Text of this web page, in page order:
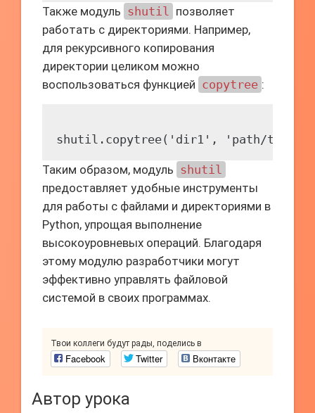
Также модуль shutil позволяет
работать с директориями. Например,
для рекурсивного копирования
директории целиком можно
воспользоваться функцией copytree :
Таким образом, модуль shutil
предоставляет удобные инструменты
для работы с файлами и директориями в
Python, упрощая выполнение
высокоуровневых операций. Благодаря
этому модулю разработчики могут
эффективно управлять файловой
системой в своих программах.
Твои коллеги будут рады, поделись в
Facebook Twitter Вконтакте
Автор урока